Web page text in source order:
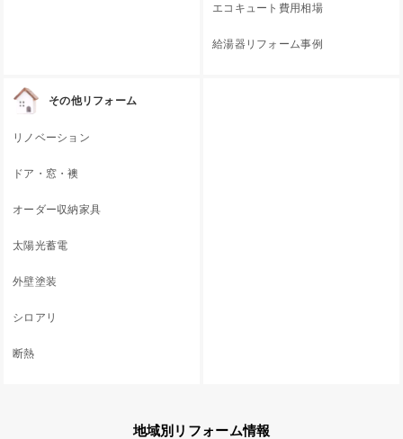
エコキュート費用相場
給湯器リフォーム事例
その他リフォーム
リノベーション
ドア・窓・襖
オーダー収納家具
太陽光蓄電
外壁塗装
シロアリ
断熱
地域別リフォーム情報